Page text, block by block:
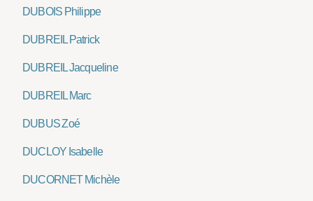
DUBOIS Philippe
DUBREIL Patrick
DUBREIL Jacqueline
DUBREIL Marc
DUBUS Zoé
DUCLOY Isabelle
DUCORNET Michèle